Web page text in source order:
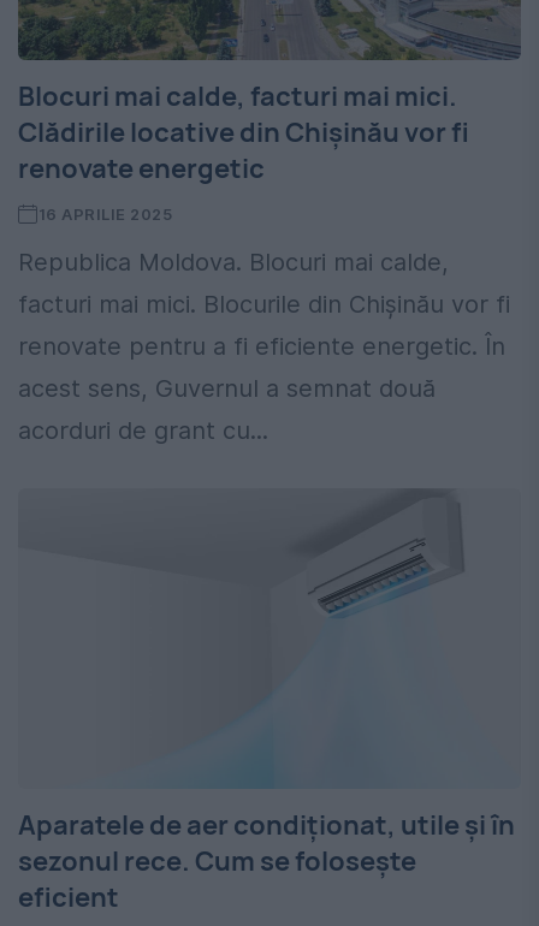
Blocuri mai calde, facturi mai mici.
Clădirile locative din Chișinău vor fi
renovate energetic
16 APRILIE 2025
Republica Moldova. Blocuri mai calde,
facturi mai mici. Blocurile din Chișinău vor fi
renovate pentru a fi eficiente energetic. În
acest sens, Guvernul a semnat două
acorduri de grant cu...
Aparatele de aer condiționat, utile și în
sezonul rece. Cum se folosește
eficient